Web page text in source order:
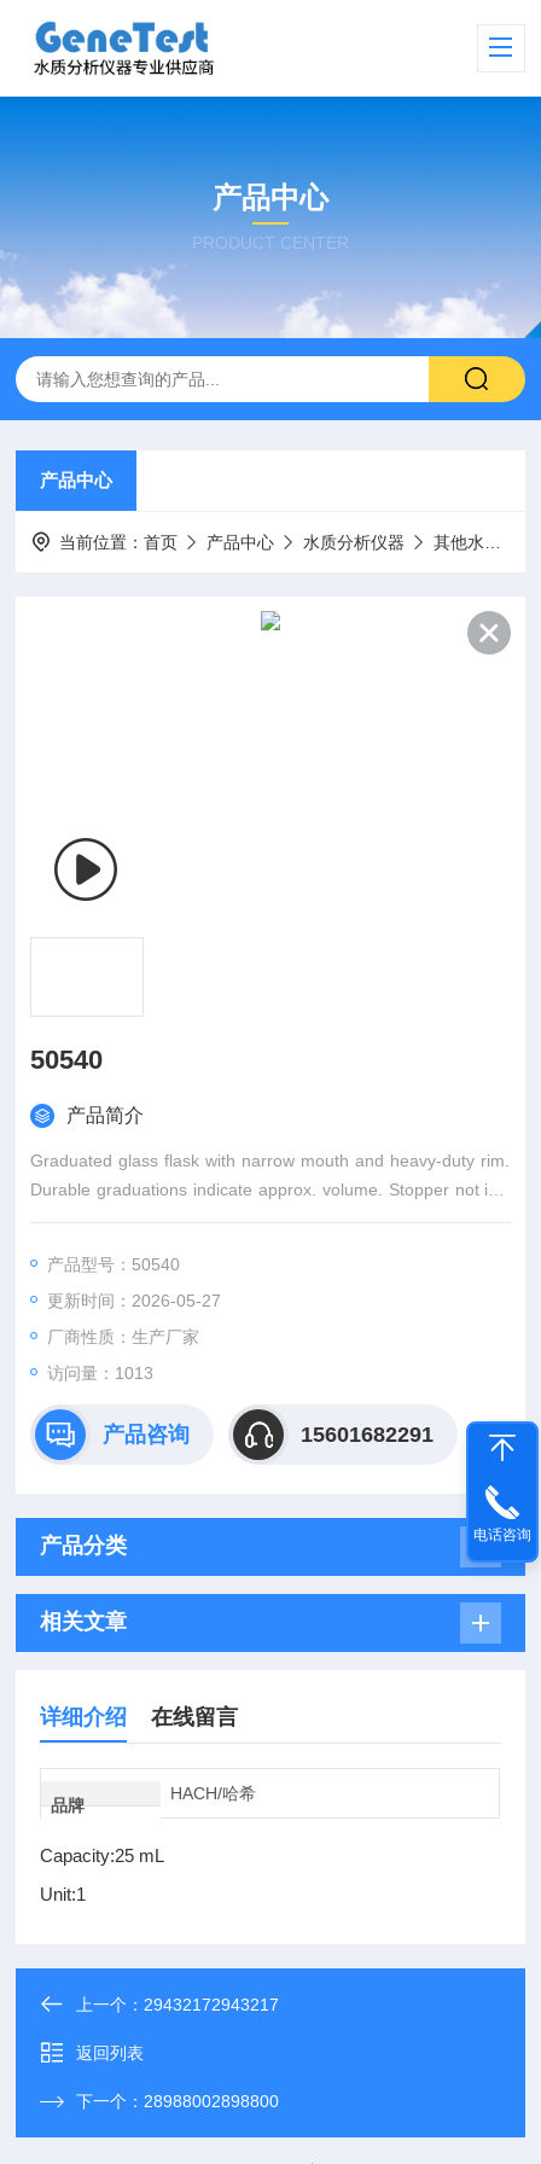
产品中心
PRODUCT CENTER
产品中心
当前位置：首页 产品中心 水质分析仪器 其他水质分析仪及配件
50540
产品简介
Graduated glass flask with narrow mouth and heavy-duty rim.
Durable graduations indicate approx. volume. Stopper not incl
uded.
产品型号：50540
更新时间：2026-05-27
厂商性质：生产厂家
访问量：1013
产品咨询 15601682291
产品分类
相关文章
详细介绍 在线留言
品牌
HACH/哈希
Capacity:25 mL
Unit:1
上一个： 29432172943217
返回列表
下一个： 28988002898800
电话咨询